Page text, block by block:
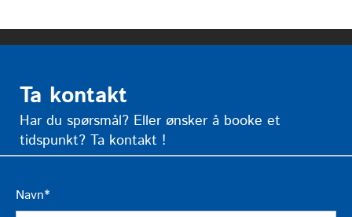
Ta kontakt
Har du spørsmål? Eller ønsker å booke et
tidspunkt? Ta kontakt !
Navn*